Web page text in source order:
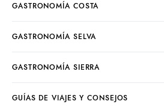
GASTRONOMÍA COSTA
GASTRONOMÍA SELVA
GASTRONOMÍA SIERRA
GUÍAS DE VIAJES Y CONSEJOS